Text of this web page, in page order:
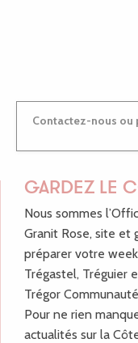
Contactez-nous ou passez nous voir dans nos Offices de
GARDEZ LE
Nous sommes
Granit Rose, site et
préparer votre
Trégastel, Tréguier
Trégor
Pour ne rien
actualités sur la